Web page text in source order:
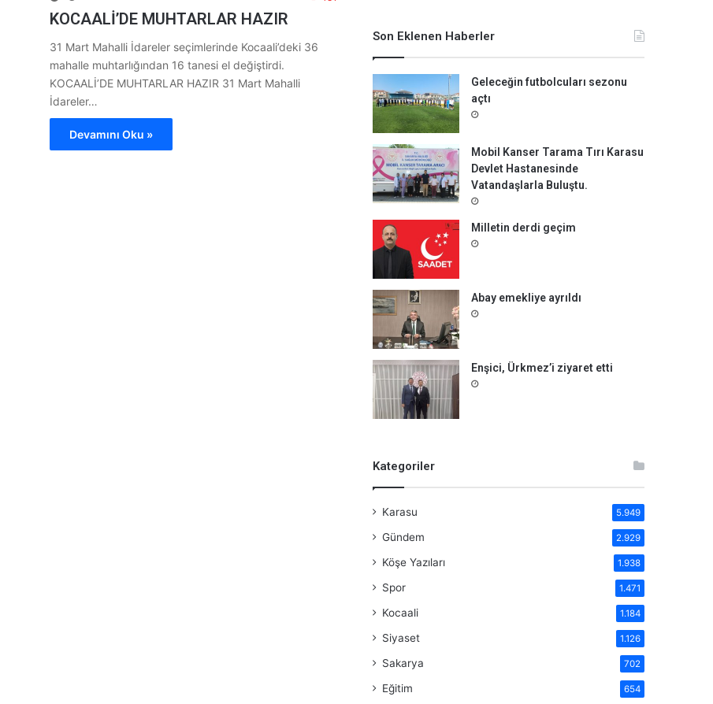
KOCAALİ’DE MUHTARLAR HAZIR
31 Mart Mahalli İdareler seçimlerinde Kocaali’deki 36
mahalle muhtarlığından 16 tanesi el değiştirdi.
KOCAALİ’DE MUHTARLAR HAZIR 31 Mart Mahalli
İdareler…
Devamını Oku »
Son Eklenen Haberler
Geleceğin futbolcuları sezonu
açtı
Mobil Kanser Tarama Tırı Karasu
Devlet Hastanesinde
Vatandaşlarla Buluştu.
Milletin derdi geçim
Abay emekliye ayrıldı
Enşici, Ürkmez’i ziyaret etti
Kategoriler
Karasu 5.949
Gündem 2.929
Köşe Yazıları 1.938
Spor 1.471
Kocaali 1.184
Siyaset 1.126
Sakarya 702
Eğitim 654